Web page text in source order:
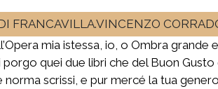
FRANCAVILLA.VINCENZO
mia istessa, io, o Ombra
quei due libri che del Buon
scrissi, e pur mercé la tua